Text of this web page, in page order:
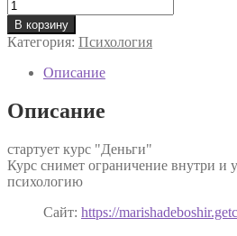
В корзину
Категория: Психология
Описание
Описание
стартует курс "Деньги"
Курс снимет ограничение внутри и
психологию
Сайт: https://